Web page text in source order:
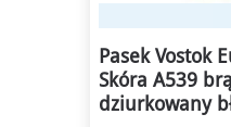
Pasek Vostok
Skóra A539
dziurkowany